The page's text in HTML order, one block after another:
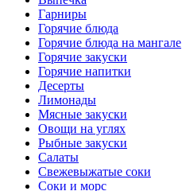
Гарниры
Горячие блюда
Горячие блюда на мангале
Горячие закуски
Горячие напитки
Десерты
Лимонады
Мясные закуски
Овощи на углях
Рыбные закуски
Салаты
Свежевыжатые соки
Соки и морс